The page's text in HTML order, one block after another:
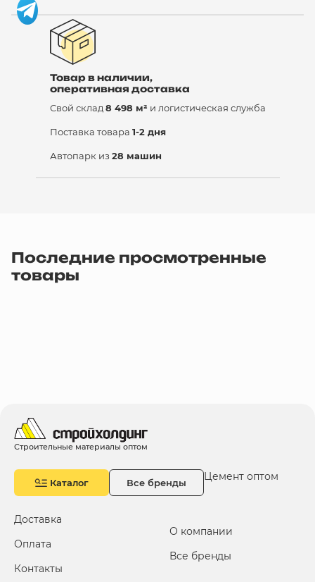
Товар в наличии,
оперативная доставка
Свой склад 8 498 м² и логистическая служба
Поставка товара 1-2 дня
Автопарк из 28 машин
Последние просмотренные
товары
Строительные материалы оптом
Каталог Все бренды Цемент оптом
Доставка
Оплата
Контакты
О компании
Все бренды